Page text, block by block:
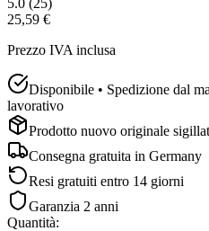
25,59 €
Prezzo IVA inclusa
Disponibile • Spedizione dal
lavorativo
Prodotto nuovo originale
Consegna gratuita in Germany
Resi gratuiti entro 14 giorni
Garanzia 2 anni
Quantità: